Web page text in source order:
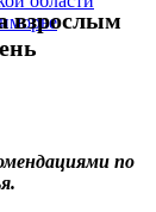
взрослым
по